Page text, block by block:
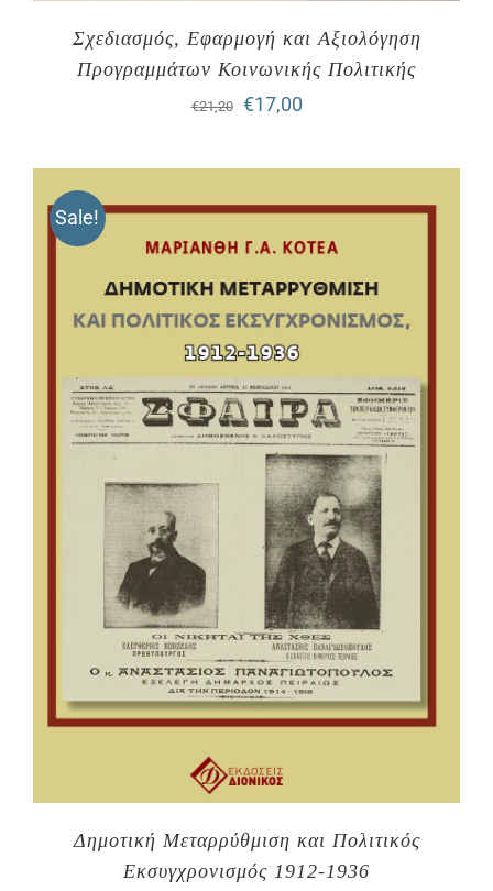
Σχεδιασμός, Εφαρμογή και Αξιολόγηση
Προγραμμάτων Κοινωνικής Πολιτικής
€21,20
Original
€21,20.
€17,00Η
είναι:
€17,00.
Sale!
Δημοτική Μεταρρύθμιση και Πολιτικός
Εκσυγχρονισμός 1912-1936